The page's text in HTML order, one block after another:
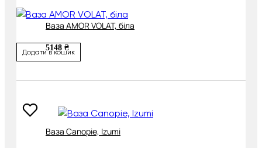
Ваза AMOR VOLAT, біла
5148 ₴
Додати в кошик
Ваза Canopie, Izumi